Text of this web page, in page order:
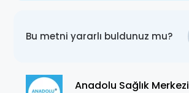
Bu metni yararlı buldunuz mu?
Anadolu Sağlık Merkezi